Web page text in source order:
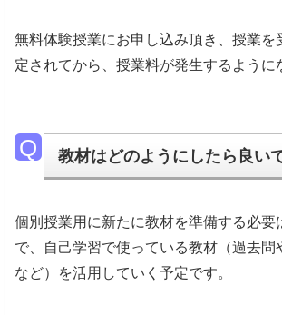
無料体験授業にお申し込み頂き、授業を
定されてから、授業料が発生するように
教材はどのようにしたら良い
個別授業用に新たに教材を準備する必要
で、自己学習で使っている教材（過去問
など）を活用していく予定です。